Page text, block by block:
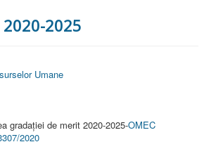
2025
Umane
gradației de merit 2020-2025-OMEC
2020